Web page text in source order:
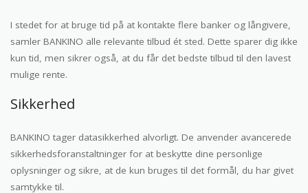
I stedet for at bruge tid på at kontakte flere banker og långivere,
samler BANKINO alle relevante tilbud ét sted. Dette sparer dig ikke
kun tid, men sikrer også, at du får det bedste tilbud til den lavest
mulige rente.
Sikkerhed
BANKINO tager datasikkerhed alvorligt. De anvender avancerede
sikkerhedsforanstaltninger for at beskytte dine personlige
oplysninger og sikre, at de kun bruges til det formål, du har givet
samtykke til.